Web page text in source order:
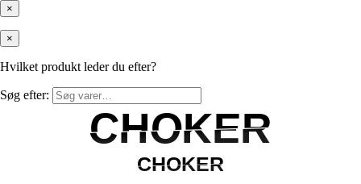
×
×
Hvilket produkt leder du efter?
Søg efter:
CHOKER
CHOKER
CHOKER
CHOKER